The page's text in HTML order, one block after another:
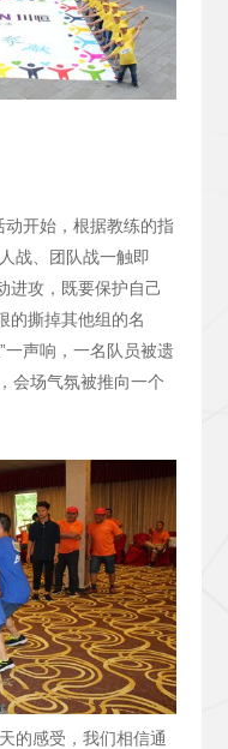
动开始，根据教练的指
战、团队战一触即
进攻，既要保护自己
的撕掉其他组的名
一声响，一名队员被遗
会场气氛被推向一个
的感受，我们相信通